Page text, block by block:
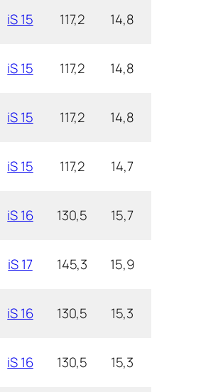
iS 15 117,2 14,8
iS 15 117,2 14,8
iS 15 117,2 14,8
iS 15 117,2 14,7
iS 16 130,5 15,7
iS 17 145,3 15,9
iS 16 130,5 15,3
iS 16 130,5 15,3